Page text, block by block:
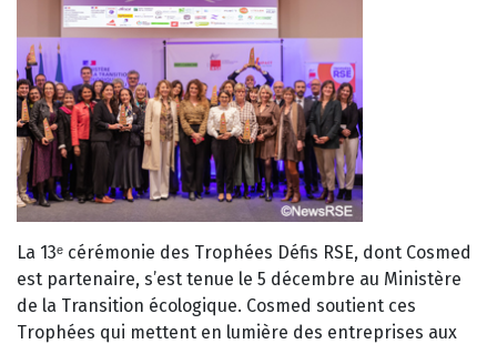
La 13ᵉ cérémonie des Trophées Défis RSE, dont Cosmed
est partenaire, s’est tenue le 5 décembre au Ministère
de la Transition écologique. Cosmed soutient ces
Trophées qui mettent en lumière des entreprises aux